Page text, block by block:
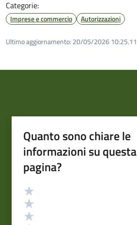
Categorie:
Imprese e commercio Autorizzazioni
Ultimo aggiornamento: 20/05/2026 10:25.11
Quanto sono chiare le
informazioni su questa
pagina?
Valutazione